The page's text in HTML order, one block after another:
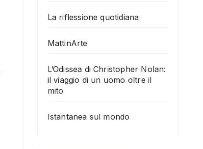
La riflessione quotidiana
MattinArte
L’Odissea di Christopher Nolan:
il viaggio di un uomo oltre il
mito
Istantanea sul mondo